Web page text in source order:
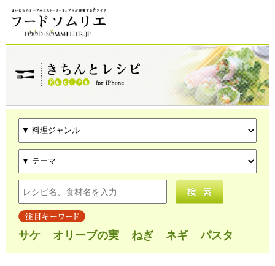
サケ オリーブの実 ねぎ ネギ パスタ